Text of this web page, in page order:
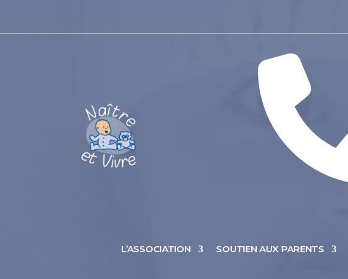
L’ASSOCIATION SOUTIEN AUX PARENTS